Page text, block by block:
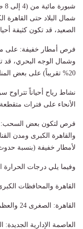
شمال البلاد حتى
الصعيد، قد تكون كثيفة
​فرص أمطار خفيفة: ​على
وشمال الوجه البحري، قد
20% تقريباً) على بعض المناطق من الصحراء الغربية على فترات متقطعة.
الأنحاء على فترات متقطعة.
​فرص لتكون بعض السحب:
والقاهرة الكبرى ومدن
لأمطار خفيفة (بنسبة حدوث 20% تقريباً) على بعض
وفيما يلي درجات الحرارة
القاهرة والمحافظات
​القاهرة: الصغرى 24 والعظمى 38.
​العاصمة الإدارية الجديدة: الصغرى 23